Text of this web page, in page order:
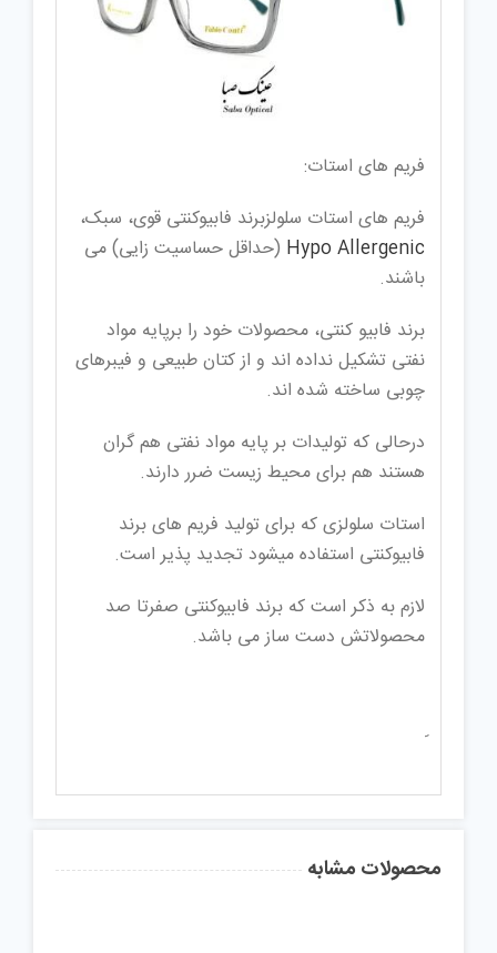
فریم های استات:
فریم های استات سلولزبرند فابیوکنتی قوی، سبک،
Hypo Allergenic (حداقل حساسیت زایی) می
باشند.
برند فابیو کنتی، محصولات خود را برپایه مواد
نفتی تشکیل نداده اند و از کتان طبیعی و فیبرهای
چوبی ساخته شده اند.
درحالی که تولیدات بر پایه مواد نفتی هم گران
هستند هم برای محیط زیست ضرر دارند.
استات سلولزی که برای تولید فریم های برند
فابیوکنتی استفاده میشود تجدید پذیر است.
لازم به ذکر است که برند فابیوکنتی صفرتا صد
محصولاتش دست ساز می باشد.
محصولات مشابه